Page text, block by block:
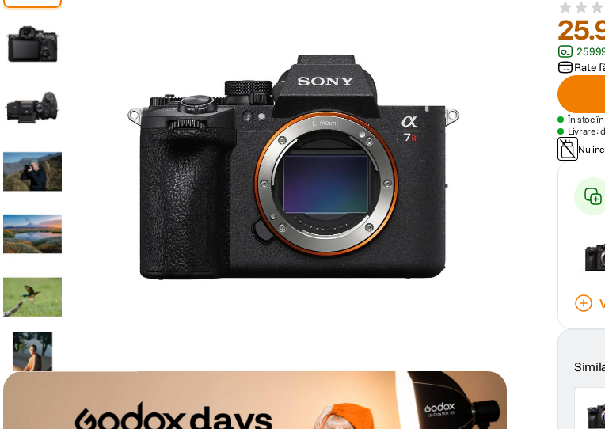
lavaliera
7. sony fx
8 card memorie
9. dji mic mini
10. dji osmo
25.
Rate
În stoc
Livrare:
Nu